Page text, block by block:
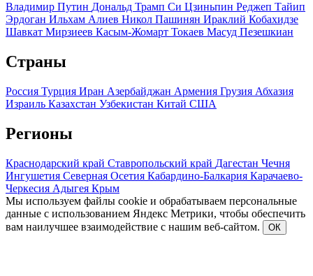
Владимир Путин Дональд Трамп Си Цзиньпин Реджеп Тайип
Эрдоган Ильхам Алиев Никол Пашинян Ираклий Кобахидзе
Шавкат Мирзиеев Касым-Жомарт Токаев Масуд Пезешкиан
Страны
Россия Турция Иран Азербайджан Армения Грузия Абхазия
Израиль Казахстан Узбекистан Китай США
Регионы
Краснодарский край Ставропольский край Дагестан Чечня
Ингушетия Северная Осетия Кабардино-Балкария Карачаево-
Черкесия Адыгея Крым
Мы используем файлы cookie и обрабатываем персональные
данные с использованием Яндекс Метрики, чтобы обеспечить
вам наилучшее взаимодействие с нашим веб-сайтом.
ОК